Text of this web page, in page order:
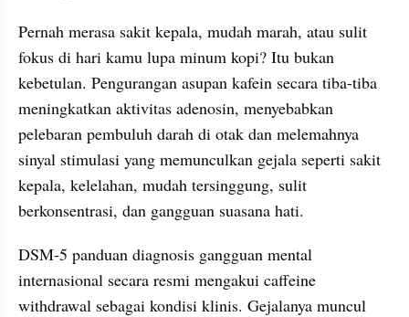
Pernah merasa sakit kepala, mudah marah, atau sulit
fokus di hari kamu lupa minum kopi? Itu bukan
kebetulan. Pengurangan asupan kafein secara tiba-tiba
meningkatkan aktivitas adenosin, menyebabkan
pelebaran pembuluh darah di otak dan melemahnya
sinyal stimulasi yang memunculkan gejala seperti sakit
kepala, kelelahan, mudah tersinggung, sulit
berkonsentrasi, dan gangguan suasana hati.
DSM-5 panduan diagnosis gangguan mental
internasional secara resmi mengakui caffeine
withdrawal sebagai kondisi klinis. Gejalanya muncul